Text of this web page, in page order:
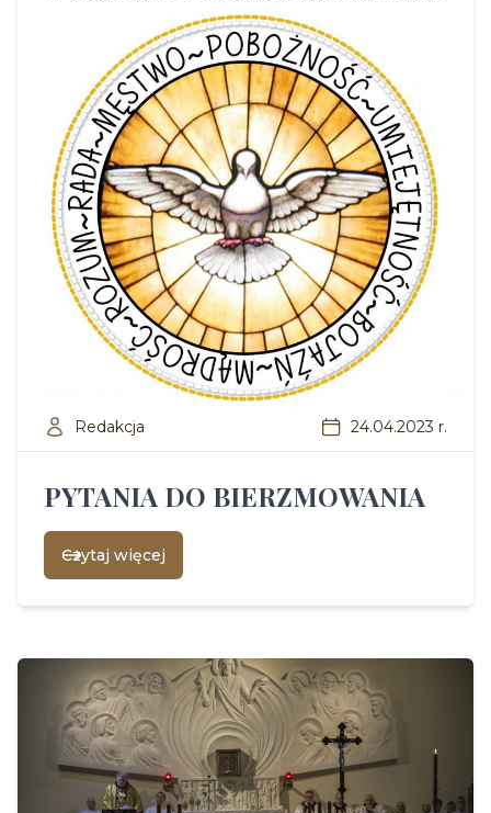
Redakcja 24.04.2023 r.
PYTANIA DO BIERZMOWANIA
Czytaj więcej